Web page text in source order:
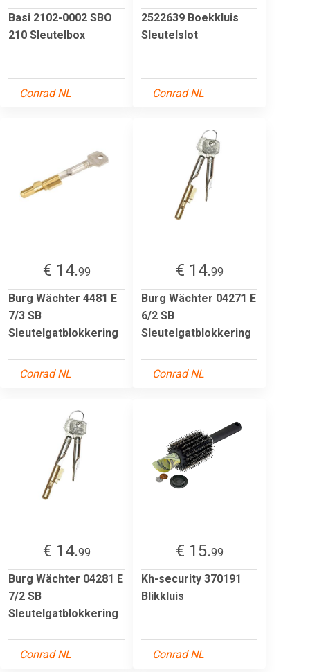
Basi 2102-0002 SBO
210 Sleutelbox
Conrad NL
2522639 Boekkluis
Sleutelslot
Conrad NL
€ 14.99
Burg Wächter 4481 E
7/3 SB
Sleutelgatblokkering
Conrad NL
€ 14.99
Burg Wächter 04271 E
6/2 SB
Sleutelgatblokkering
Conrad NL
€ 14.99
Burg Wächter 04281 E
7/2 SB
Sleutelgatblokkering
Conrad NL
€ 15.99
Kh-security 370191
Blikkluis
Conrad NL